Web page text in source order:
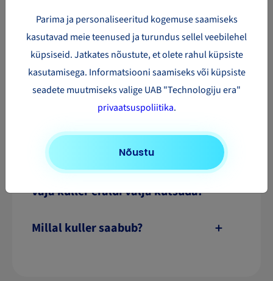
My Orders. Kui jälgimisinfo ei uuene 24 tunni
kas kasutate õiget numbrit.
Pange tähele, et mõne teenuse puhul, näiteks
ei anta ja te ei saa saadetist jälgida.
kontaktandmed?
Kas saadetise pealevõtmiseks on
vaja kuller eraldi välja kutsuda?
Millal kuller saabub?
Parima ja personaliseeritud kogemuse saamiseks
kasutavad meie teenused ja turundus sellel veebilehel
küpsiseid. Jatkates nõustute, et olete rahul küpsiste
kasutamisega. Informatsiooni saamiseks või küpsiste
seadete muutmiseks valige UAB "Technologiju era"
privaatsuspoliitika.
Nõustu